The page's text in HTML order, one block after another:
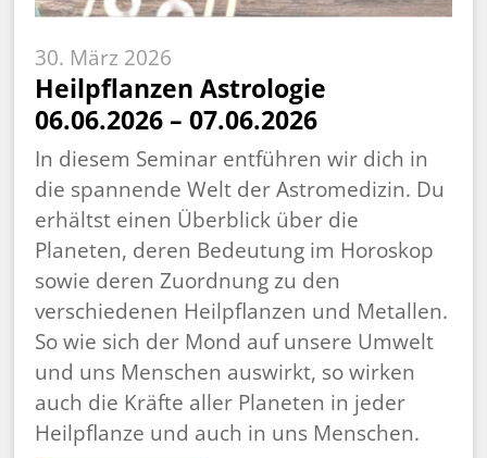
30. März 2026
Heilpflanzen Astrologie
06.06.2026 – 07.06.2026
In diesem Seminar entführen wir dich in
die spannende Welt der Astromedizin. Du
erhältst einen Überblick über die
Planeten, deren Bedeutung im Horoskop
sowie deren Zuordnung zu den
verschiedenen Heilpflanzen und Metallen.
So wie sich der Mond auf unsere Umwelt
und uns Menschen auswirkt, so wirken
auch die Kräfte aller Planeten in jeder
Heilpflanze und auch in uns Menschen.